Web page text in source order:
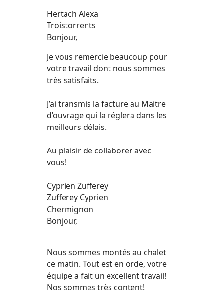
Hertach Alexa
Troistorrents
Bonjour,
Je vous remercie beaucoup pour
votre travail dont nous sommes
très satisfaits.
J’ai transmis la facture au Maitre
d’ouvrage qui la réglera dans les
meilleurs délais.
Au plaisir de collaborer avec
vous!
Cyprien Zufferey
Zufferey Cyprien
Chermignon
Bonjour,
Nous sommes montés au chalet
ce matin. Tout est en orde, votre
équipe a fait un excellent travail!
Nos sommes très content!